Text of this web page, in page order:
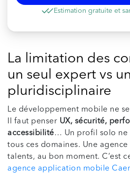
Estimation gratuite et
La limitation des
un seul expert vs
pluridisciplinaire
Le développement mobile ne
Il faut penser UX, sécurité,
accessibilité… Un profil solo ne
tous ces domaines. Une
talents, au bon moment. C’est
agence application mobile